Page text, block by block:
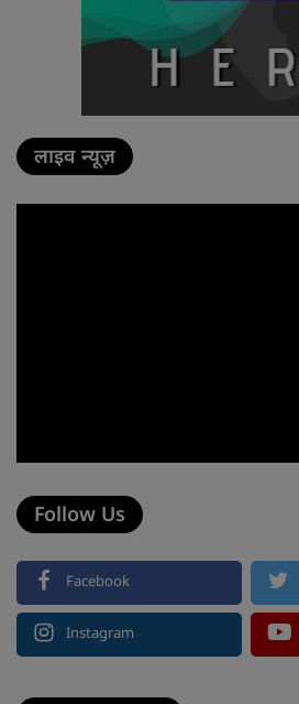
लाइव न्यूज़
Follow Us
Facebook
Instagram